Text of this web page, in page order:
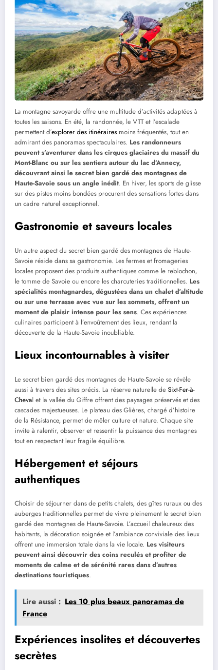
La montagne savoyarde offre une multitude d’activités adaptées à
toutes les saisons. En été, la randonnée, le VTT et l’escalade
permettent d’explorer des itinéraires moins fréquentés, tout en
admirant des panoramas spectaculaires. Les randonneurs
peuvent s’aventurer dans les cirques glaciaires du massif du
Mont-Blanc ou sur les sentiers autour du lac d’Annecy,
découvrant ainsi le secret bien gardé des montagnes de
Haute-Savoie sous un angle inédit. En hiver, les sports de glisse
sur des pistes moins bondées procurent des sensations fortes dans
un cadre naturel exceptionnel.
Gastronomie et saveurs locales
Un autre aspect du secret bien gardé des montagnes de Haute-
Savoie réside dans sa gastronomie. Les fermes et fromageries
locales proposent des produits authentiques comme le reblochon,
le tomme de Savoie ou encore les charcuteries traditionnelles. Les
spécialités montagnardes, dégustées dans un chalet d’altitude
ou sur une terrasse avec vue sur les sommets, offrent un
moment de plaisir intense pour les sens. Ces expériences
culinaires participent à l’envoûtement des lieux, rendant la
découverte de la Haute-Savoie inoubliable.
Lieux incontournables à visiter
Le secret bien gardé des montagnes de Haute-Savoie se révèle
aussi à travers des sites précis. La réserve naturelle de Sixt-Fer-à-
Cheval et la vallée du Giffre offrent des paysages préservés et des
cascades majestueuses. Le plateau des Glières, chargé d’histoire
de la Résistance, permet de mêler culture et nature. Chaque site
invite à ralentir, observer et ressentir la puissance des montagnes
tout en respectant leur fragile équilibre.
Hébergement et séjours
authentiques
Choisir de séjourner dans de petits chalets, des gîtes ruraux ou des
auberges traditionnelles permet de vivre pleinement le secret bien
gardé des montagnes de Haute-Savoie. L’accueil chaleureux des
habitants, la décoration soignée et l’ambiance conviviale des lieux
offrent une immersion totale dans la vie locale. Les visiteurs
peuvent ainsi découvrir des coins reculés et profiter de
moments de calme et de sérénité rares dans d’autres
destinations touristiques.
Lire aussi : Les 10 plus beaux panoramas de
France
Expériences insolites et découvertes
secrètes